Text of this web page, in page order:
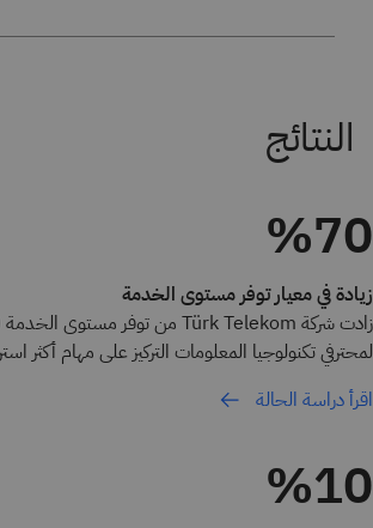
%70
زيادة في معيار توفر مستوى الخدمة
لمحترفي تكنولوجيا المعلومات التركيز على مهام أكثر
اقرأ دراسة الحالة
%10